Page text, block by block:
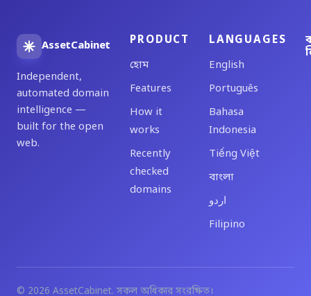
AssetCabinet
Independent,
automated domain
intelligence —
built for the open
web.
PRODUCT
হোম
Features
How it
works
Recently
checked
domains
LANGUAGES
English
Português
Bahasa
Indonesia
Tiếng Việt
বাংলা
اردو
Filipino
© 2026 AssetCabinet. সকল অধিকার সংরক্ষিত।